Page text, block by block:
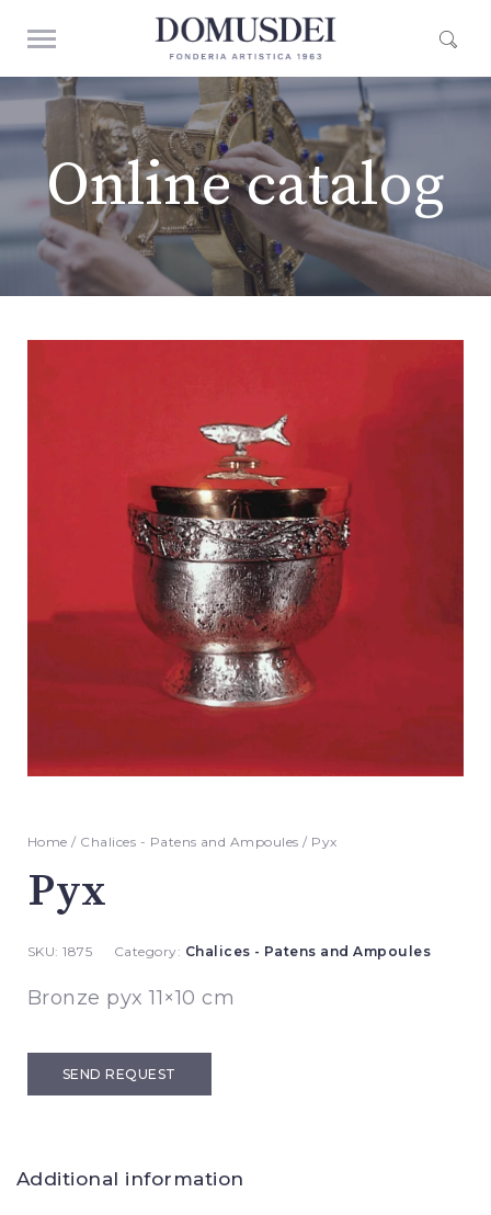
Online catalog
Home / Chalices - Patens and Ampoules / Pyx
Pyx
SKU:1875 Category: Chalices - Patens and Ampoules
Bronze pyx 11×10 cm
SEND REQUEST
Additional information